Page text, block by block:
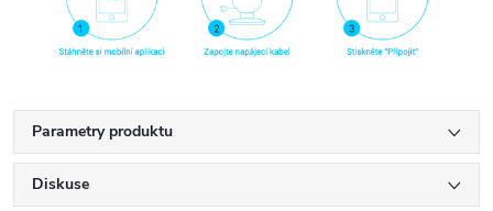
Parametry produktu
Diskuse